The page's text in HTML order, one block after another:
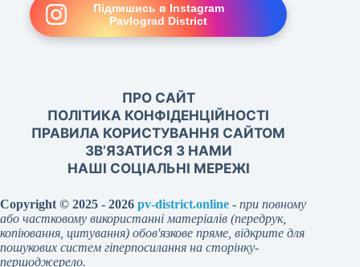
Підпишись в Instagram
Pavlograd District
ПРО САЙТ
ПОЛІТИКА КОНФІДЕНЦІЙНОСТІ
ПРАВИЛА КОРИСТУВАННЯ САЙТОМ
ЗВ’ЯЗАТИСЯ З НАМИ
НАШІ СОЦІАЛЬНІ МЕРЕЖІ
Copyright © 2025 - 2026 pv-district.online - при повному
або частковому використанні матеріалів (передрук,
копіювання, цитування) обов'язкове пряме, відкрите для
пошукових систем гіперпосилання на сторінку-
першоджерело.